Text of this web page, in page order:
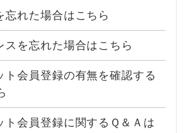
忘れた場合はこちら
スを忘れた場合はこちら
ト会員登録の有無を確認する
ト会員登録に関するＱ＆Ａは